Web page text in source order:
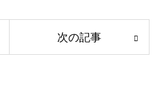
次の記事